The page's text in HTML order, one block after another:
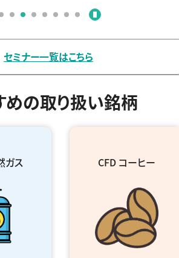
セミナー一覧はこちら
めの取り扱い銘柄
ガス CFD コーヒー